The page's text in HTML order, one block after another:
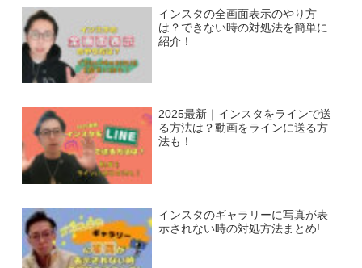
インスタの全画面表示のやり方
は？できない時の対処法を簡単に
紹介！
2025最新｜インスタをラインで送
る方法は？動画をラインに送る方
法も！
インスタのギャラリーに写真が表
示されない時の対処方法まとめ!